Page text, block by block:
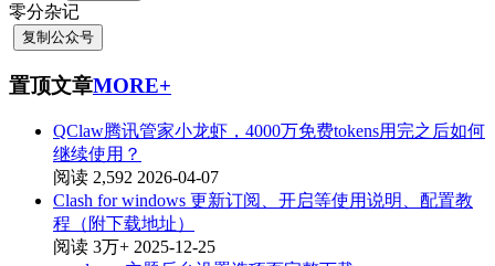
零分杂记
复制公众号
置顶文章MORE+
QClaw腾讯管家小龙虾，4000万免费tokens用完之后如何
继续使用？
阅读 2,592 2026-04-07
Clash for windows 更新订阅、开启等使用说明、配置教
程（附下载地址）
阅读 3万+ 2025-12-25